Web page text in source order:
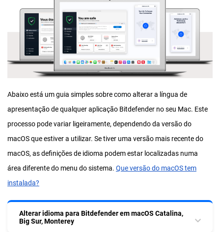
Abaixo está um guia simples sobre como alterar a língua de
apresentação de qualquer aplicação Bitdefender no seu Mac. Este
processo pode variar ligeiramente, dependendo da versão do
macOS que estiver a utilizar. Se tiver uma versão mais recente do
macOS, as definições de idioma podem estar localizadas numa
área diferente do menu do sistema. Que versão do macOS tem
instalada?
Alterar idioma para Bitdefender em macOS Catalina,
Big Sur, Monterey